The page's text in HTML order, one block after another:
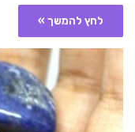
לחץ להמשך »